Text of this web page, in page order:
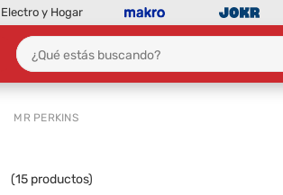
Electro y Hogar
MR PERKINS
(15 productos)